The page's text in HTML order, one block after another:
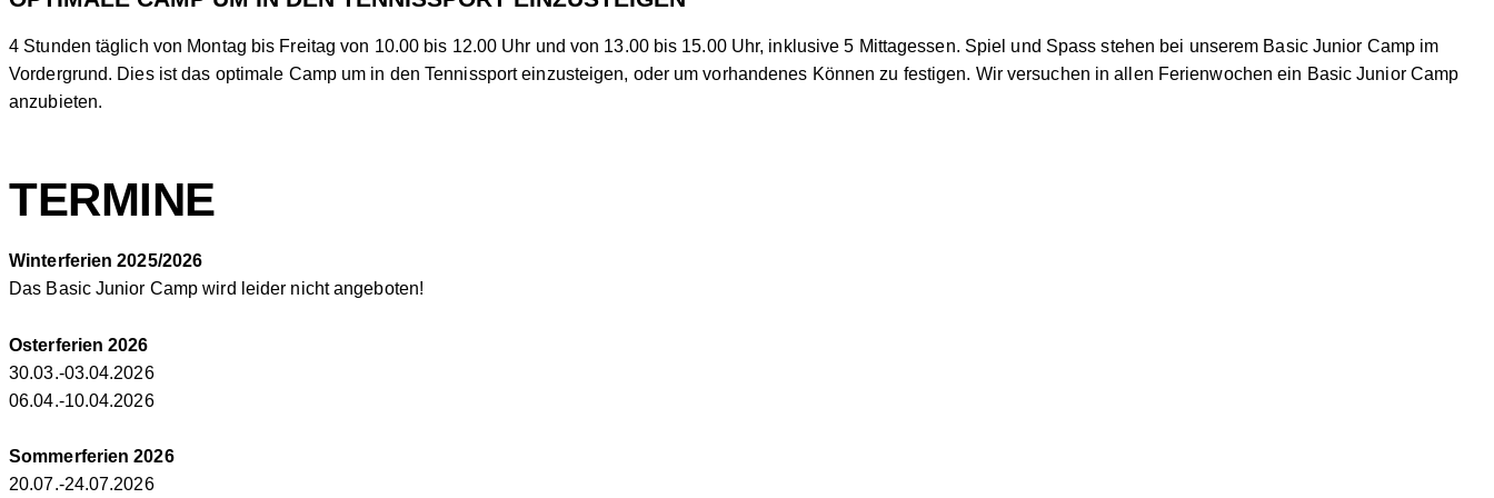
4 Stunden täglich von Montag bis Freitag von 10.00 bis 12.00 Uhr und von 13.00 bis 15.00 Uhr, inklusive 5 Mittagessen. Spiel und Spass stehen bei unserem Basic Junior Camp im
Vordergrund. Dies ist das optimale Camp um in den Tennissport einzusteigen, oder um vorhandenes Können zu festigen. Wir versuchen in allen Ferienwochen ein Basic Junior Camp
anzubieten.
TERMINE
Winterferien 2025/2026
Das Basic Junior Camp wird leider nicht angeboten!
Osterferien 2026
30.03.-03.04.2026
06.04.-10.04.2026
Sommerferien 2026
20.07.-24.07.2026